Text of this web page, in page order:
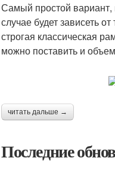
Самый простой
случае будет зависеть
строгая классическая
можно поставить и
читать дальше →
Последние